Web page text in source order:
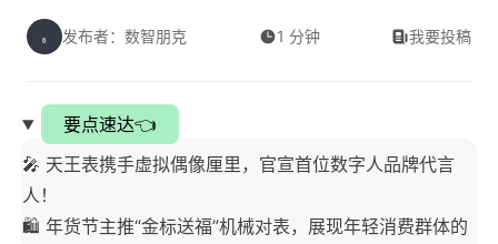
发布者：数智朋克 1 分钟 我要投稿
要点速达👈
🎤 天王表携手虚拟偶像厘里，官宣首位数字人品牌代言
人！
🛍️ 年货节主推“金标送福”机械对表，展现年轻消费群体的